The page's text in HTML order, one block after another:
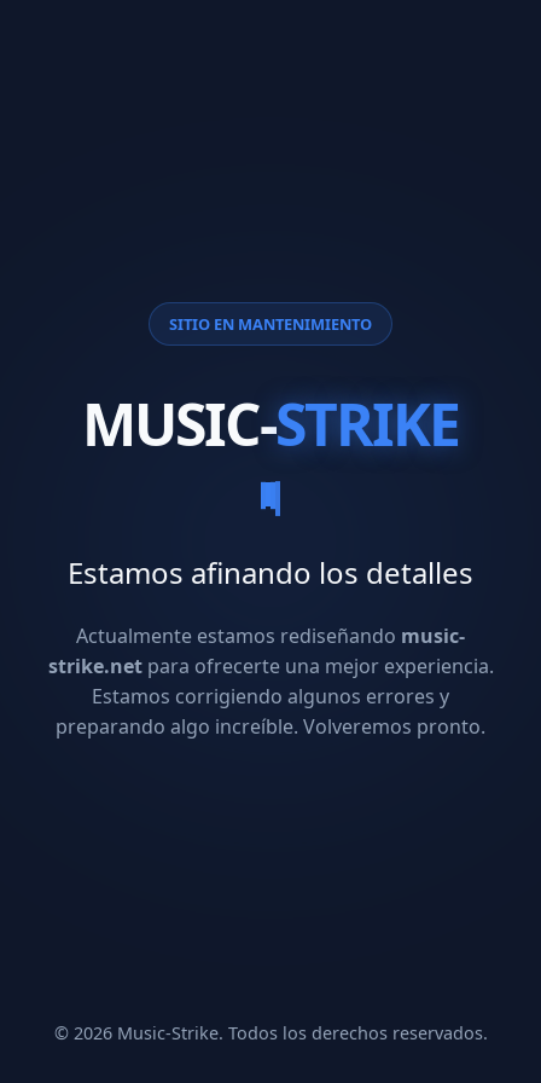
SITIO EN MANTENIMIENTO
MUSIC-STRIKE
Estamos afinando los detalles
Actualmente estamos rediseñando music-
strike.netpara ofrecerte una mejor experiencia.
Estamos corrigiendo algunos errores y
preparando algo increíble. Volveremos pronto.
© 2026 Music-Strike. Todos los derechos reservados.